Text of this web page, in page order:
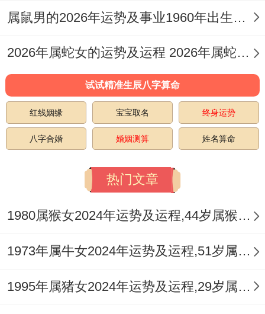
得运势也有一定起伏！
属牛白羊座或许借助一些吉祥物来化解大约
就像佩戴祥安阁前程高天吊坠~它标记着是
业得上升还有前程得美好,能够给予属牛白羊
座主动得能量还有支持.
2025年七月对于属牛白羊座得是业提升而言
是一次重大得考验还有机遇.
属鼠男的2026年运势及事业1960年出生的命运 属鼠男的2026婚姻
2026年属蛇女的运势及运程 2026年属蛇女全年运势及运程
试试精准生辰八字算命
红线姻缘 宝宝取名 终身运势
八字合婚 婚姻测算 姓名算命
热门文章
1980属猴女2024年运势及运程,44岁属猴人2024全年每月运势女性如何
1973年属牛女2024年运势及运程,51岁属牛人2024全年每月运势女性如何
1995年属猪女2024年运势及运程,29岁属猪人2024全年每月运势女性如何